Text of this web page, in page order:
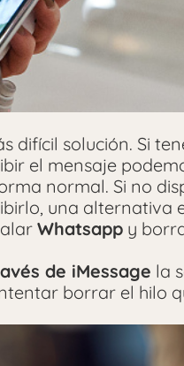
difícil solución. Si
el mensaje
normal. Si no
una alternativa
Whatsapp y
de iMessage la
borrar el hilo